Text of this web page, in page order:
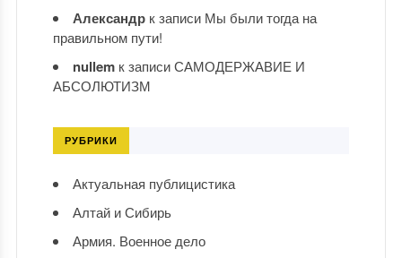
Александрк записи Мы были тогда на
правильном пути!
nullemк записиСАМОДЕРЖАВИЕ И
АБСОЛЮТИЗМ
РУБРИКИ
Актуальная публицистика
Алтай и Сибирь
Армия. Военное дело